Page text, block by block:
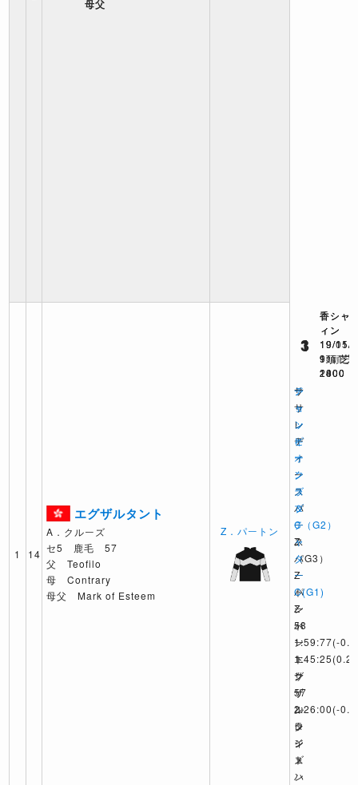
母父
1 14
エグザルタント
A．クルーズ
セ5 鹿毛 57
父 Teofilo
母 Contrary
母父 Mark of Esteem
Z．パートン
1
香シャ
ィン
19/11/
9頭 芝
2000
ジ
ョ
ッ
キ
ー
ク
ラ
ブ
C（G2）
Z
パ
ー
ト
ン
58
1:59:77(-
エ
グ
ザ
ル
タ
ン
ト
3
香シャ
ィン
19/11/
11頭 芝
1800
サ
サ
レ
デ
ィ
ー
ス
パ
ー
ス
（G3）
Z
パ
ー
ト
ン
1:45:25(0.2)
サ
ザ
ン
レ
ジ
ェ
ン
1
香シャ
ィン
19/05/
9頭 芝
2400
チ
ャ
ン
ピ
オ
ン
ズ
＆
チ
ャ
タ
ー
C(G1)
Z
パ
ー
ト
ン
57
2:26:00(-
ラ
イ
ズ
ハ